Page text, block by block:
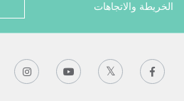
الخريطة والاتجاهات